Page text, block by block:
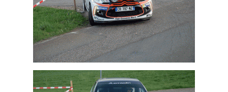
Jérémy Jamet